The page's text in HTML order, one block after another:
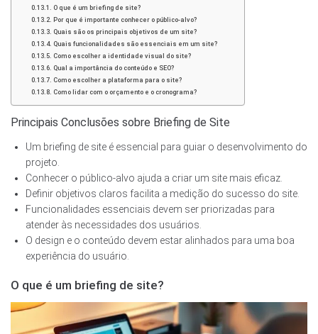
O que é um briefing de site?
Por que é importante conhecer o público-alvo?
Quais são os principais objetivos de um site?
Quais funcionalidades são essenciais em um site?
Como escolher a identidade visual do site?
Qual a importância do conteúdo e SEO?
Como escolher a plataforma para o site?
Como lidar com o orçamento e o cronograma?
Principais Conclusões sobre Briefing de Site
Um briefing de site é essencial para guiar o desenvolvimento do
projeto.
Conhecer o público-alvo ajuda a criar um site mais eficaz.
Definir objetivos claros facilita a medição do sucesso do site.
Funcionalidades essenciais devem ser priorizadas para
atender às necessidades dos usuários.
O design e o conteúdo devem estar alinhados para uma boa
experiência do usuário.
O que é um briefing de site?